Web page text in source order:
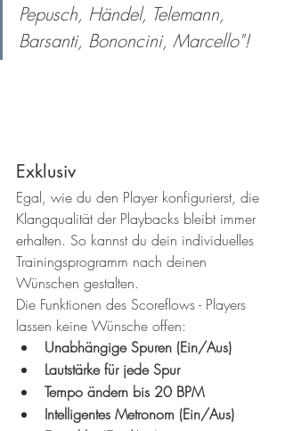
Pepusch, Händel, Telemann,
Barsanti, Bononcini, Marcello"!
Exklusiv
Egal, wie du den Player konfigurierst, die
Klangqualität der Playbacks bleibt immer
erhalten. So kannst du dein individuelles
Trainingsprogramm nach deinen
Wünschen gestalten.
Die Funktionen des Scoreflows - Players
lassen keine Wünsche offen:
Unabhängige Spuren (Ein/Aus)
Lautstärke für jede Spur
Tempo ändern bis 20 BPM
Intelligentes Metronom (Ein/Aus)